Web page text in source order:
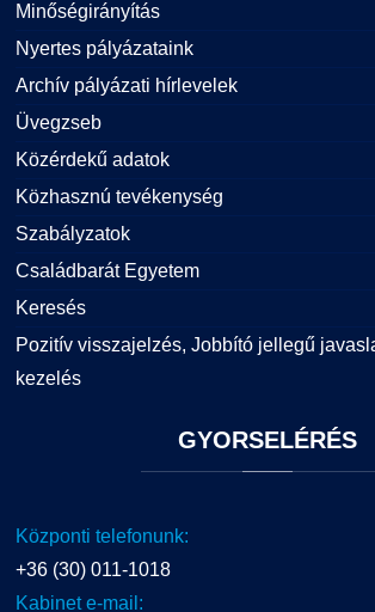
Minőségirányítás
Nyertes pályázataink
Archív pályázati hírlevelek
Üvegzseb
Közérdekű adatok
Közhasznú tevékenység
Szabályzatok
Családbarát Egyetem
Keresés
Pozitív visszajelzés, Jobbító jellegű
kezelés
GYORSELÉRÉS
Központi telefonunk:
+36 (30) 011-1018
Kabinet e-mail: